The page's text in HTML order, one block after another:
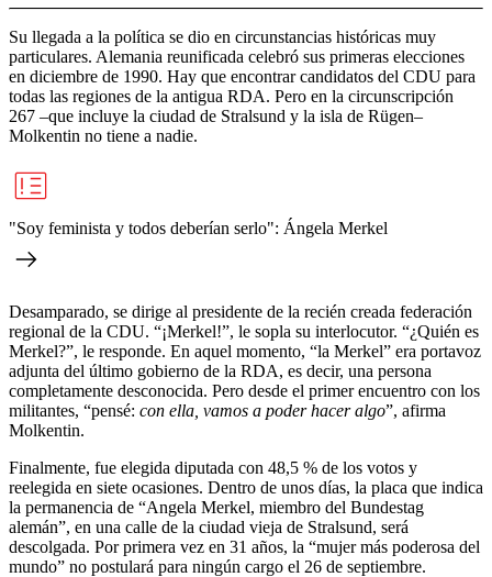
Su llegada a la política se dio en circunstancias históricas muy
particulares. Alemania reunificada celebró sus primeras elecciones
en diciembre de 1990. Hay que encontrar candidatos del CDU para
todas las regiones de la antigua RDA. Pero en la circunscripción
267 –que incluye la ciudad de Stralsund y la isla de Rügen–
Molkentin no tiene a nadie.
"Soy feminista y todos deberían serlo": Ángela Merkel
Desamparado, se dirige al presidente de la recién creada federación
regional de la CDU. “¡Merkel!”, le sopla su interlocutor. “¿Quién es
Merkel?”, le responde. En aquel momento, “la Merkel” era portavoz
adjunta del último gobierno de la RDA, es decir, una persona
completamente desconocida. Pero desde el primer encuentro con los
militantes, “pensé: con ella, vamos a poder hacer algo”, afirma
Molkentin.
Finalmente, fue elegida diputada con 48,5 % de los votos y
reelegida en siete ocasiones. Dentro de unos días, la placa que indica
la permanencia de “Angela Merkel, miembro del Bundestag
alemán”, en una calle de la ciudad vieja de Stralsund, será
descolgada. Por primera vez en 31 años, la “mujer más poderosa del
mundo” no postulará para ningún cargo el 26 de septiembre.